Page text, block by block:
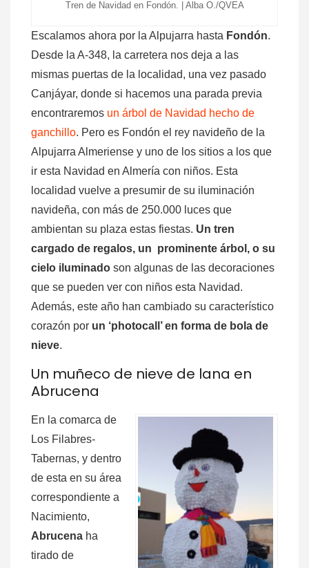
Tren de Navidad en Fondón. | Alba O./QVEA
Escalamos ahora por la Alpujarra hasta Fondón.
Desde la A-348, la carretera nos deja a las
mismas puertas de la localidad, una vez pasado
Canjáyar, donde si hacemos una parada previa
encontraremos un árbol de Navidad hecho de
ganchillo. Pero es Fondón el rey navideño de la
Alpujarra Almeriense y uno de los sitios a los que
ir esta Navidad en Almería con niños. Esta
localidad vuelve a presumir de su iluminación
navideña, con más de 250.000 luces que
ambientan su plaza estas fiestas. Un tren
cargado de regalos, un prominente árbol, o su
cielo iluminado son algunas de las decoraciones
que se pueden ver con niños esta Navidad.
Además, este año han cambiado su característico
corazón por un ‘photocall’ en forma de bola de
nieve.
Un muñeco de nieve de lana en
Abrucena
En la comarca de
Los Filabres-
Tabernas, y dentro
de esta en su área
correspondiente a
Nacimiento,
Abrucena ha
tirado de